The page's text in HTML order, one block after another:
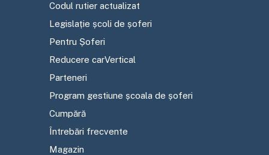
Codul rutier actualizat
Legislație școli de șoferi
Pentru Șoferi
Reducere carVertical
Parteneri
Program gestiune școala de șoferi
Cumpără
Întrebări frecvente
Magazin